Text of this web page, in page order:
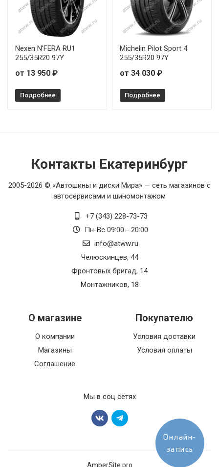
Nexen N'FERA RU1
255/35R20 97Y
от 13 950 ₽
Подробнее
Michelin Pilot Sport 4
255/35R20 97Y
от 34 030 ₽
Подробнее
Контакты Екатеринбург
2005-2026 © «Автошины и диски Мира» — сеть магазинов с
автосервисами и шиномонтажом
+7 (343) 228-73-73
Пн-Вс 09:00 - 20:00
info@atww.ru
Челюскинцев, 44
Фронтовых бригад, 14
Монтажников, 18
О магазине
О компании
Магазины
Соглашение
Покупателю
Условия доставки
Условия оплаты
Мы в соц сетях
AmberSite.pro
Онлайн-
запись